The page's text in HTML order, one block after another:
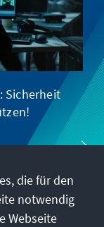
Sicherheit
die für den
notwendig
Webseite